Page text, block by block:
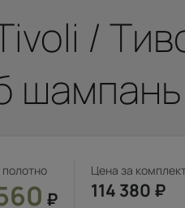
/
шампань
₽
Цена за
114 380 ₽